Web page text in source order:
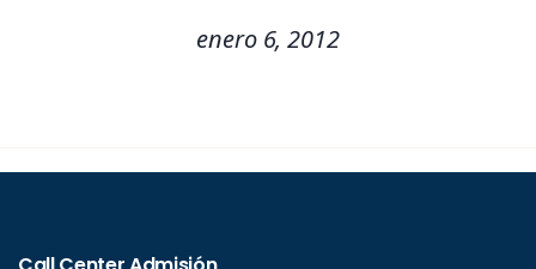
enero 6, 2012